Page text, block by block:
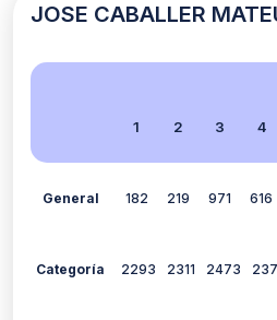
JOSE CABALLER
1
2 3 4
General 182 219 971 616
Categoría 2293 2311 2473